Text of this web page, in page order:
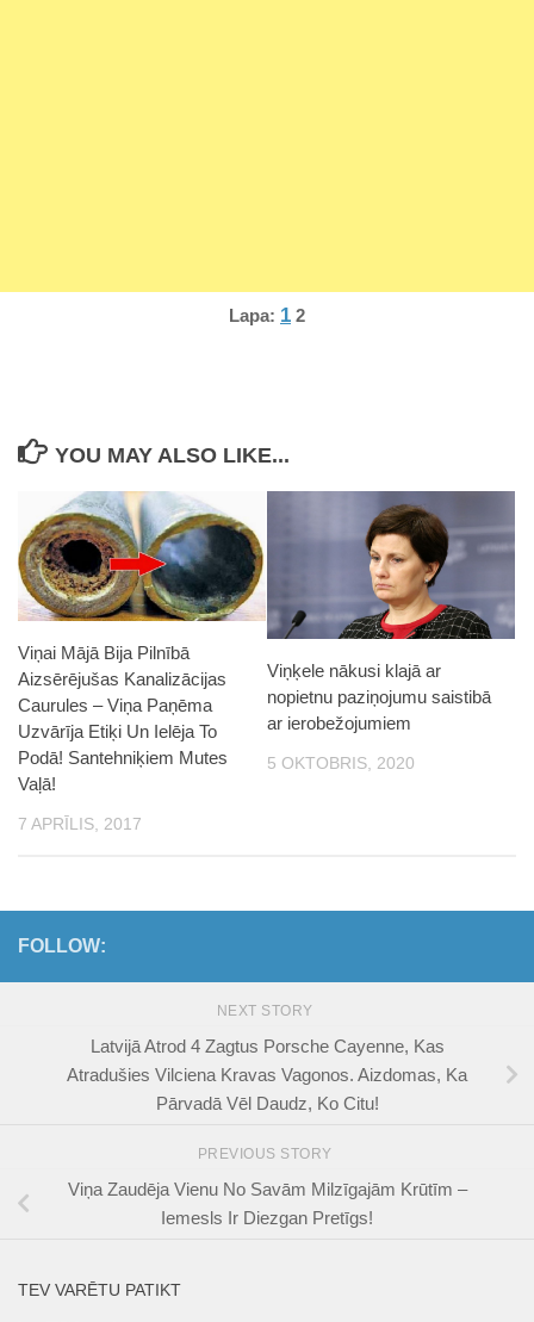
Lapa: 1 2
YOU MAY ALSO LIKE...
Viņai Mājā Bija Pilnībā
Aizsērējušas Kanalizācijas
Caurules – Viņa Paņēma
Uzvārīja Etiķi Un Ielēja To
Podā! Santehniķiem Mutes
Vaļā!
7 APRĪLIS, 2017
Viņķele nākusi klajā ar
nopietnu paziņojumu saistibā
ar ierobežojumiem
5 OKTOBRIS, 2020
FOLLOW:
NEXT STORY
Latvijā Atrod 4 Zagtus Porsche Cayenne, Kas
Atradušies Vilciena Kravas Vagonos. Aizdomas, Ka
Pārvadā Vēl Daudz, Ko Citu!
PREVIOUS STORY
Viņa Zaudēja Vienu No Savām Milzīgajām Krūtīm –
Iemesls Ir Diezgan Pretīgs!
TEV VARĒTU PATIKT